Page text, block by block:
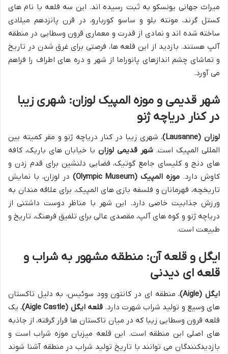
میراث جهانی یونسکو به ثبت رسیده اند. این سه قلعه با نام های
کستل گرند، مونته بلو و ساسو کوربارو، در قرن پانزدهم میلادی
ساخته شده اند و نمادی از قدرت و معماری قرون وسطایی در منطقه
آلپ هستند. بازدید از این قلعه ها، فرصتی برای غرق شدن در تاریخ
و تماشای چشم اندازهای پانوراما از شهر و دره های اطراف را فراهم
می آورد.
شهر قدیمی و موزه المپیک لوزان: شهری زیبا
در کنار دریاچه ژنو
لوزان (Lausanne)
، شهری زیبا در کنار دریاچه ژنو و مقر کمیته بین
المللی المپیک است.شهر قدیمی لوزان با خیابان های باریک، کافه
های دنج و کلیسای جامع گوتیک، فضایی دلنشین برای قدم زدن و
کاوش دارد. موزه المپیک (Olympic Museum)
در لوزان، با نمایش
تاریخچه، قهرمانان و فلسفه بازی های المپیک، برای علاقه مندان به
ورزش جذابیت خاصی دارد. این شهر با مناظر دوست داشتنی از
دریاچه ژنو و کوه های آلپ، مقصدی عالی برای تلفیق فرهنگ، تاریخ و
طبیعت است.
ایگل و قلعه آن: منطقه مشهور به شراب و
قلعه ای دیدنی
ایگل (Aigle)
، منطقه ای در کانتون وود سوئیس، به دلیل تاکستان
های وسیع و تولید شراب شهرت دارد.قلعه ایگل (Aigle Castle)
، یک
قلعه قرون وسطایی زیبا که در میان تاکستان ها قرار گرفته، از جاذبه
های اصلی این منطقه است. این قلعه میزبان موزه شراب است و
بازدیدکنندگان می توانند با تاریخ تولید شراب در منطقه آشنا شوند